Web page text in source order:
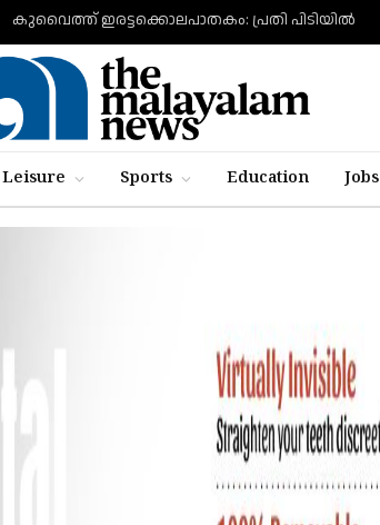
കുവൈത്ത് ഇരട്ടക്കൊലപാതകം: പ്രതി പിടിയിൽ
Leisure Sports Education Jobs